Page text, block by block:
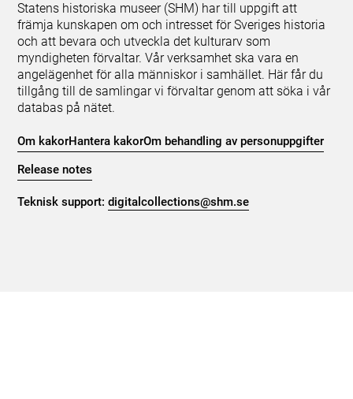
Statens historiska museer (SHM) har till uppgift att
främja kunskapen om och intresset för Sveriges historia
och att bevara och utveckla det kulturarv som
myndigheten förvaltar. Vår verksamhet ska vara en
angelägenhet för alla människor i samhället. Här får du
tillgång till de samlingar vi förvaltar genom att söka i vår
databas på nätet.
Om kakorHantera kakorOm behandling av personuppgifter
Release notes
Teknisk support:digitalcollections@shm.se